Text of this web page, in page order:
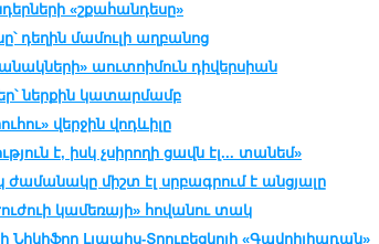
«շքահանդեսը»
դեղին մամուլի աղբանոց
աուտոիմուն դիվերսիան
ներքին կատարմամբ
վերջին վոդևիլը
է, իսկ չսիրողի ցավն էլ... տանեմ»
ժամանակը միշտ էլ սրբագրում է անցյալը
կամեռայի» հովանու տակ
Լյապիս-Տրուբեցկոյի «Գավրիլիադան»